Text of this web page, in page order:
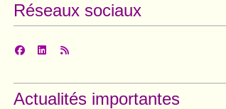
Réseaux sociaux
Actualités importantes